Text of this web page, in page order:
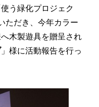
う緑化プロジェク
ただき、今年カラー
木製遊具を贈呈され
」様に活動報告を行っ